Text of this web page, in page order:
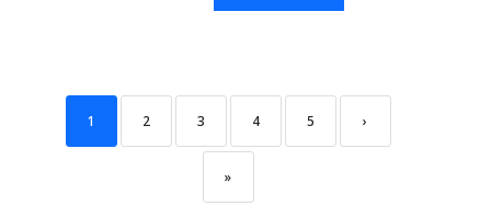
1 2 3 4 5 ›
»